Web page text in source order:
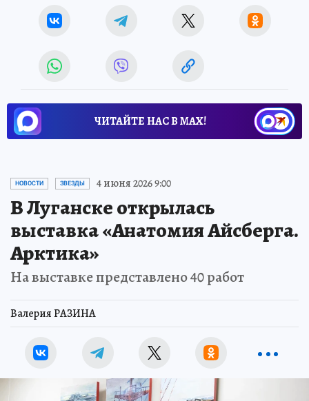
ЧИТАЙТЕ НАС В МАХ!
НОВОСТИ ЗВЕЗДЫ 4 июня 2026 9:00
В Луганске открылась
выставка «Анатомия Айсберга.
Арктика»
На выставке представлено 40 работ
Валерия РАЗИНА